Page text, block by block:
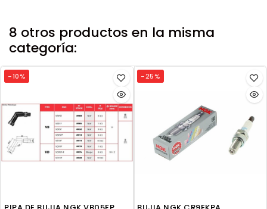
8 otros productos en la misma
categoría:
-10% -25%